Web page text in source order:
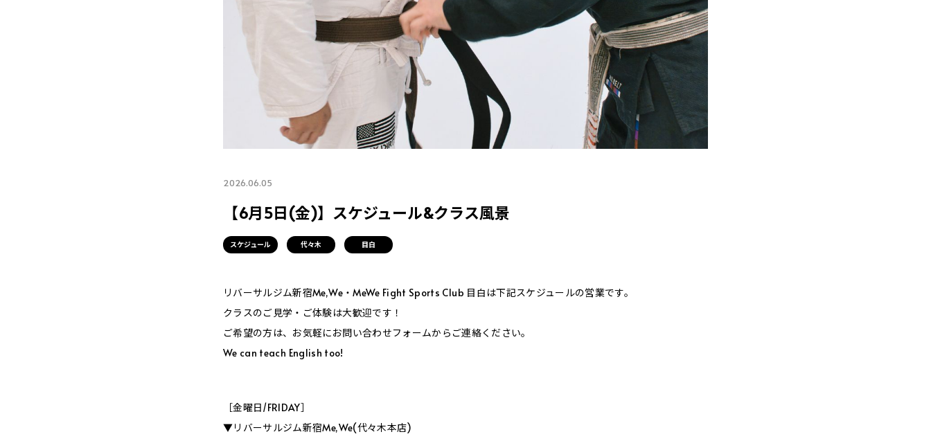
2026.06.05
【6月5日(金)】スケジュール&クラス風景
スケジュール 代々木 目白
リバーサルジム新宿Me,We・MeWe Fight Sports Club 目白は下記スケジュールの営業です。
クラスのご見学・ご体験は大歓迎です！
ご希望の方は、お気軽にお問い合わせフォームからご連絡ください。
We can teach English too!
［金曜日/FRIDAY］
▼リバーサルジム新宿Me,We(代々木本店)